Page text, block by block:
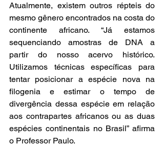
Atualmente, existem outros répteis do
mesmo gênero encontrados na costa do
continente africano. “Já estamos
sequenciando amostras de DNA a
partir do nosso acervo histórico.
Utilizamos técnicas específicas para
tentar posicionar a espécie nova na
filogenia e estimar o tempo de
divergência dessa espécie em relação
aos contrapartes africanos ou as duas
espécies continentais no Brasil” afirma
o Professor Paulo.